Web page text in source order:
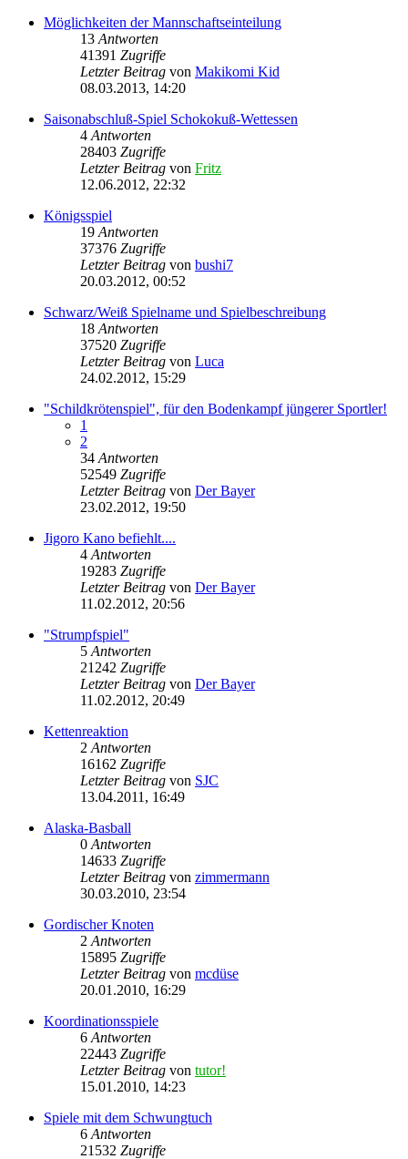
Möglichkeiten der Mannschaftseinteilung
13 Antworten
41391 Zugriffe
Letzter Beitrag von Makikomi Kid
08.03.2013, 14:20
Saisonabschluß-Spiel Schokokuß-Wettessen
4 Antworten
28403 Zugriffe
Letzter Beitrag von Fritz
12.06.2012, 22:32
Königsspiel
19 Antworten
37376 Zugriffe
Letzter Beitrag von bushi7
20.03.2012, 00:52
Schwarz/Weiß Spielname und Spielbeschreibung
18 Antworten
37520 Zugriffe
Letzter Beitrag von Luca
24.02.2012, 15:29
"Schildkrötenspiel", für den Bodenkampf jüngerer Sportler!
1
2
34 Antworten
52549 Zugriffe
Letzter Beitrag von Der Bayer
23.02.2012, 19:50
Jigoro Kano befiehlt....
4 Antworten
19283 Zugriffe
Letzter Beitrag von Der Bayer
11.02.2012, 20:56
"Strumpfspiel"
5 Antworten
21242 Zugriffe
Letzter Beitrag von Der Bayer
11.02.2012, 20:49
Kettenreaktion
2 Antworten
16162 Zugriffe
Letzter Beitrag von SJC
13.04.2011, 16:49
Alaska-Basball
0 Antworten
14633 Zugriffe
Letzter Beitrag von zimmermann
30.03.2010, 23:54
Gordischer Knoten
2 Antworten
15895 Zugriffe
Letzter Beitrag von mcdüse
20.01.2010, 16:29
Koordinationsspiele
6 Antworten
22443 Zugriffe
Letzter Beitrag von tutor!
15.01.2010, 14:23
Spiele mit dem Schwungtuch
6 Antworten
21532 Zugriffe